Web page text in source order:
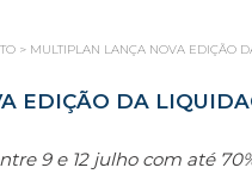
> MULTIPLAN LANÇA NOVA EDIÇÃO
EDIÇÃO DA
9 e 12 julho com até